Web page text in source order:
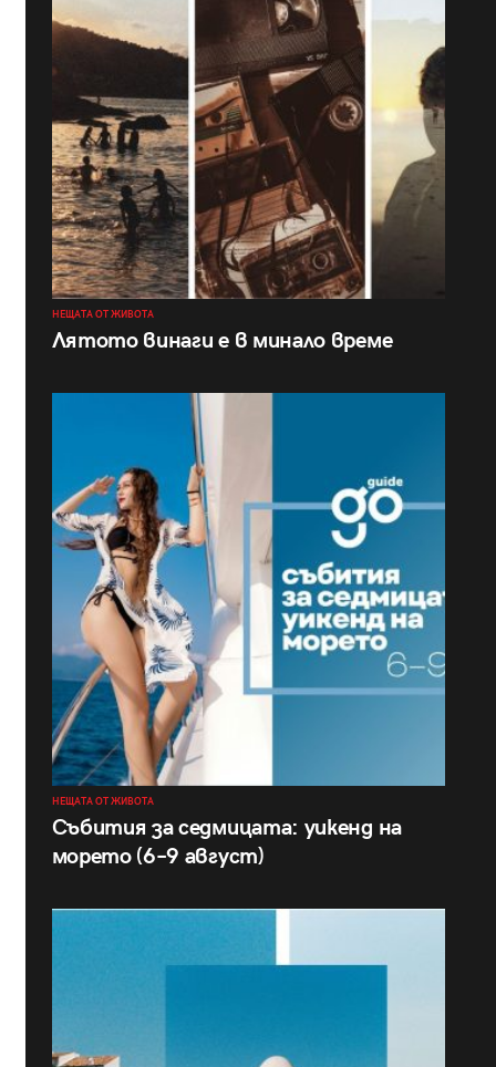
НЕЩАТА ОТ ЖИВОТА
Лятото винаги е в минало време
НЕЩАТА ОТ ЖИВОТА
Събития за седмицата: уикенд на
морето (6–9 август)